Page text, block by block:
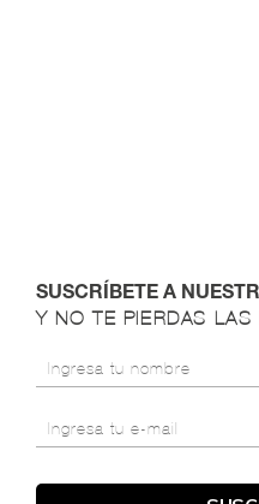
SUSCRÍBETE A
Y NO TE PIERDAS LAS